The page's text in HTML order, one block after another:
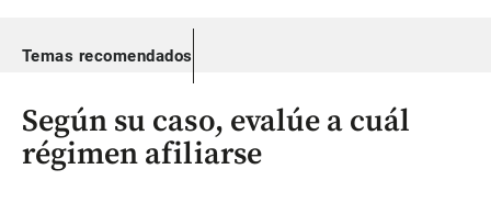
Temas recomendados
Según su caso, evalúe a cuál
régimen afiliarse